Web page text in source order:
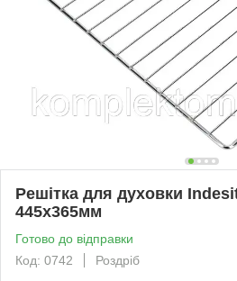
Решітка для духовки
445х365мм
Готово до відправки
Код: 0742
Роздріб